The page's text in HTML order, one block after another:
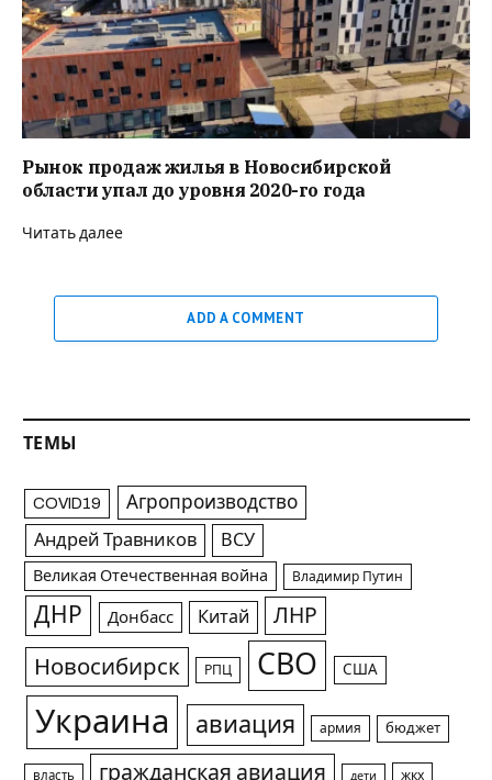
Рынок продаж жилья в Новосибирской
области упал до уровня 2020-го года
Читать далее
ADD A COMMENT
ТЕМЫ
COVID19 Агропроизводство
Андрей Травников ВСУ
Великая Отечественная война Владимир Путин
ДНР Донбасс Китай ЛНР
Новосибирск РПЦ СВО США
Украина авиация армия бюджет
власть гражданская авиация дети жкх